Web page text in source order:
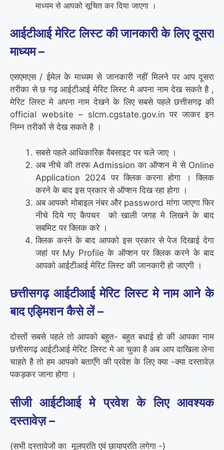
माध्यम से आपको सूचित कर दिया जाएगा ।
आईटीआई मेरिट लिस्ट की जानकारी के लिए दूसरा
माध्यम –
एसएमएस / ईमेल के माध्यम से जानकारी नहीं मिलने पर आप दूसरा
तरीका से छ गढ़ आईटीआई मेरिट लिस्ट मे अपना नाम देख सकते है ,
मेरिट लिस्ट मे अपना नाम देखने के लिए सबसे पहले छत्तीसगढ़ की
official website – slcm.cgstate.gov.in पर जाकर इन
निम्न तरीकों से देख सकते है ।
सबसे पहले आधिकारिक वैबसाइट पर चले जाए ।
अब नीचे की तरफ Admission का ऑप्शन मे से Online
Application 2024 पर क्लिक करना होगा । क्लिक
करने के बाद इस प्रकार से ऑप्शन दिख रहा होगा ।
अब आपको मोबाइल नंबर और password मांगा जाएगा फिर
नीचे दिये गए कैपचर को खाली जगह मे लिखने के बाद
सबमिट पर क्लिक करे ।
क्लिक करने के बाद आपको इस प्रकार से पेज दिखाई देगा
जहां पर My Profile के ऑप्शन पर क्लिक करने के बाद
आपको आईटीआई मेरिट लिस्ट की जानकारी हो जाएगी ।
छत्तीसगढ़ आईटीआई मेरिट लिस्ट मे नाम आने के
बाद एड्मिशन कैसे लें –
दोस्तों सबसे पहले तो आपको बहुत- बहुत बधाई हो की आपका नाम
छत्तीसगढ़ आईटीआई मेरिट लिस्ट मे आ चुका है अब आप दाखिला लेना
चाहते है तो हम आपको बताएँगे की प्रवेश के लिए क्या -क्या दस्तावेज़
पकड़कर जाना होगा ।
सीजी आईटीआई मे प्रवेश के लिए आवश्यक
दस्तावेज़ –
(सभी दस्तावेजों का मूलप्रति एवं छायाप्रति लगेगा -)